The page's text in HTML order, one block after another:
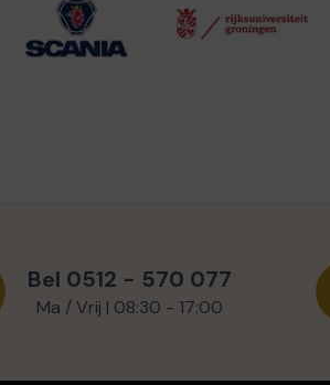
Bel 0512 - 570 077
Ma / Vrij | 08:30 - 17:00